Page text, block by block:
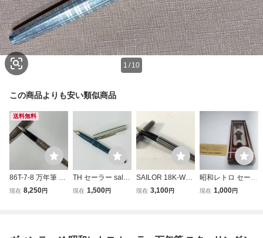
1 / 10
この商品よりも安い類似商品
送料無料
86T-7-8 万年筆 SA
ILOR セーラー ペ
現在 8,250円
TH セーラー sallor
万年筆 ペン先14K
現在 1,500円
SAILOR 18K-WG
セーラー 万年筆
現在 3,100円
昭和レトロ セーラ
ー万年筆 箱付き
現在 1,000円